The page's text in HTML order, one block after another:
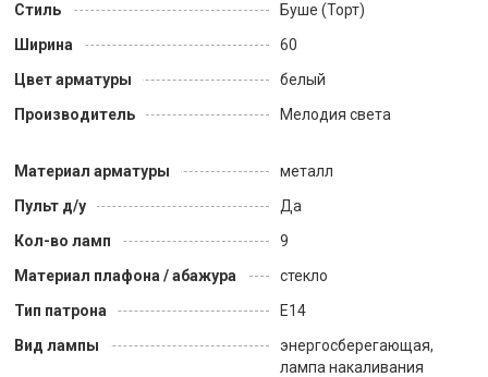
Стиль
Буше (Торт)
Ширина
60
Цвет арматуры
белый
Производитель
Мелодия света
Материал арматуры
металл
Пульт д/у
Да
Кол-во ламп
9
Материал плафона / абажура
стекло
Тип патрона
E14
Вид лампы
энергосберегающая,
лампа накаливания